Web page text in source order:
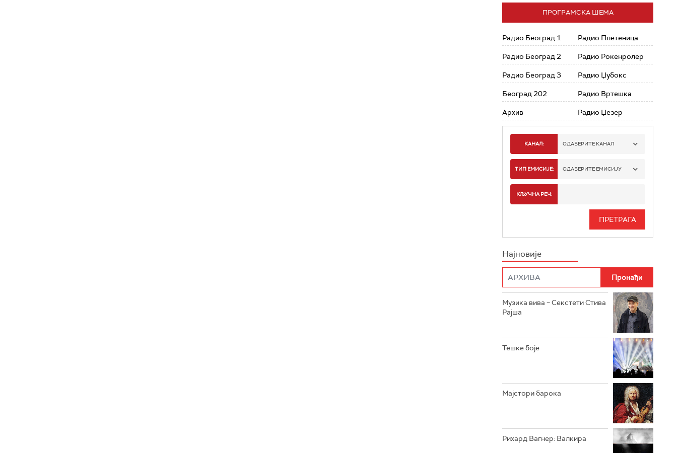
ПРОГРАМСКА ШЕМА
Радио Београд 1
Радио Београд 2
Радио Београд 3
Београд 202
Архив
Радио Плетеница
Радио Рокенролер
Радио Џубокс
Радио Вртешка
Радио Џезер
КАНАЛ: ОДАБЕРИТЕ КАНАЛ
РАДИО БЕОГРАД 1
РАДИО БЕОГРАД 3
РАДИО РОКЕНРОЛЕР
РАДИО ЏУБОКС
РАДИО ВРТЕШКА
РАДИО ЏЕЗЕР
ТИП ЕМИСИЈЕ: ОДАБЕРИТЕ ЕМИСИЈУ
ИНФО
КЉУЧНА РЕЧ:
Најновије
Музика вива – Секстети Стива
Рајша
Тешке боје
Мајстори барока
Рихард Вагнер: Валкира